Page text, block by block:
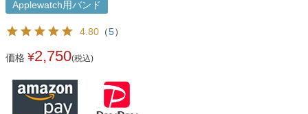
Applewatch用バンド
4.80 （5）
価格 ¥2,750(税込)